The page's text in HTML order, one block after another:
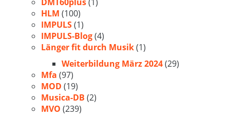
HLM (100)
IMPULS(1)
IMPULS-Blog(4)
Länger fit durch Musik(1)
Weiterbildung März 2024(29)
Mfa (97)
MOD (19)
Musica-DB (2)
MVO (239)